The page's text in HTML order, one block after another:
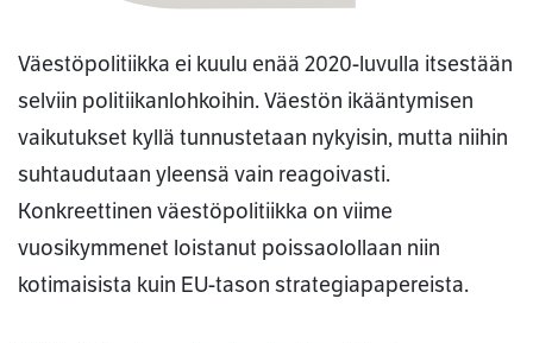
Väestöpolitiikka ei kuulu enää 2020-luvulla itsestään
selviin politiikanlohkoihin. Väestön ikääntymisen
vaikutukset kyllä tunnustetaan nykyisin, mutta niihin
suhtaudutaan yleensä vain reagoivasti.
Konkreettinen väestöpolitiikka on viime
vuosikymmenet loistanut poissaolollaan niin
kotimaisista kuin EU-tason strategiapapereista.